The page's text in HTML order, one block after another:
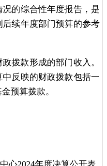
的综合性年度报告，是
续年度部门预算的参考
拨款形成的部门收入。
反映的财政拨款包括一
预算拨款。
心2024年度决算公开表